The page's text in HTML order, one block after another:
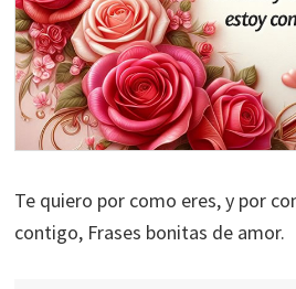
Te quiero por como eres, y por
contigo, Frases bonitas de amor.